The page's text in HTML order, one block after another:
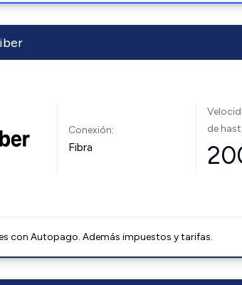
Conexión:
Fibra
de
con Autopago. Además impuestos y tarifas.